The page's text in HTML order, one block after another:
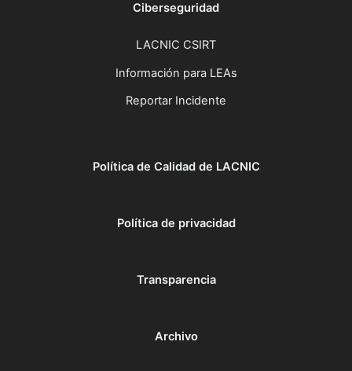
Ciberseguridad
LACNIC CSIRT
Información para LEAs
Reportar Incidente
Política de Calidad de LACNIC
Política de privacidad
Transparencia
Archivo